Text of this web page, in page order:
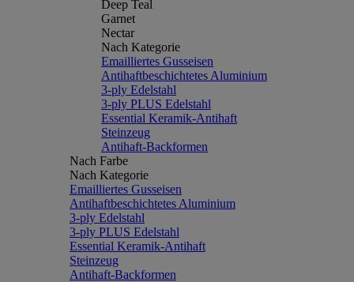
Deep Teal
Garnet
Nectar
Nach Kategorie
Emailliertes Gusseisen
Antihaftbeschichtetes Aluminium
3-ply Edelstahl
3-ply PLUS Edelstahl
Essential Keramik-Antihaft
Steinzeug
Antihaft-Backformen
Nach Farbe
Nach Kategorie
Emailliertes Gusseisen
Antihaftbeschichtetes Aluminium
3-ply Edelstahl
3-ply PLUS Edelstahl
Essential Keramik-Antihaft
Steinzeug
Antihaft-Backformen